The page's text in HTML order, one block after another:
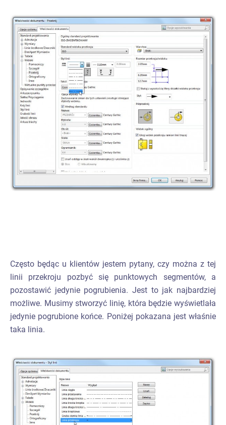
Często będąc u klientów jestem pytany, czy można z tej
linii przekroju pozbyć się punktowych segmentów, a
pozostawić jedynie pogrubienia. Jest to jak najbardziej
możliwe. Musimy stworzyć linię, która będzie wyświetlała
jedynie pogrubione końce. Poniżej pokazana jest właśnie
taka linia.